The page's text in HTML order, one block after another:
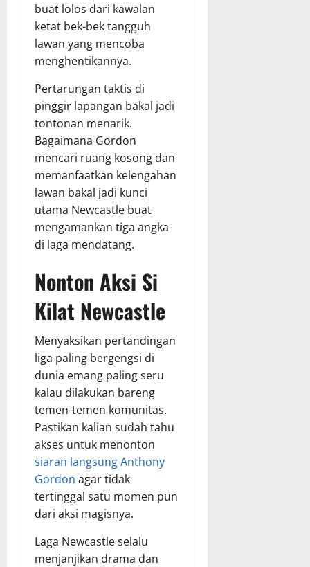
buat lolos dari kawalan
ketat bek-bek tangguh
lawan yang mencoba
menghentikannya.
Pertarungan taktis di
pinggir lapangan bakal jadi
tontonan menarik.
Bagaimana Gordon
mencari ruang kosong dan
memanfaatkan kelengahan
lawan bakal jadi kunci
utama Newcastle buat
mengamankan tiga angka
di laga mendatang.
Nonton Aksi Si
Kilat Newcastle
Menyaksikan pertandingan
liga paling bergengsi di
dunia emang paling seru
kalau dilakukan bareng
temen-temen komunitas.
Pastikan kalian sudah tahu
akses untuk menonton
siaran langsung Anthony
Gordon agar tidak
tertinggal satu momen pun
dari aksi magisnya.
Laga Newcastle selalu
menjanjikan drama dan